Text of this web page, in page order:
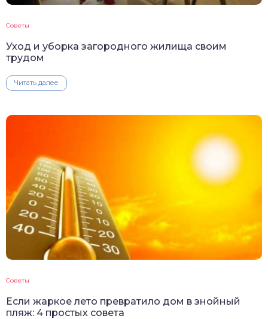
Советы
Уход и уборка загородного жилища своим
трудом
Читать далее
Советы
Если жаркое лето превратило дом в знойный
пляж: 4 простых совета